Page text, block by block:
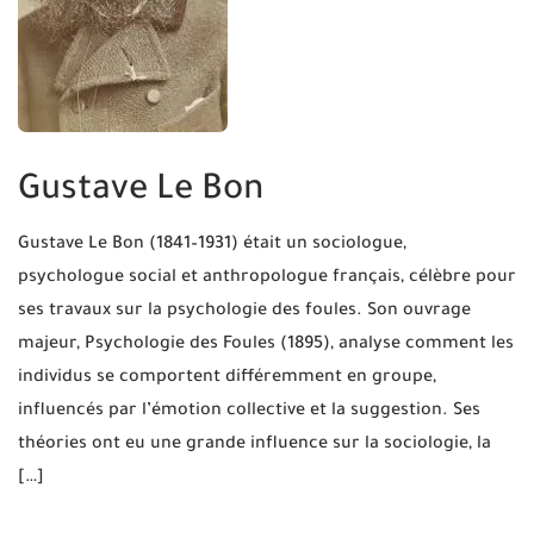
Gustave Le Bon
Gustave Le Bon (1841–1931) était un sociologue,
psychologue social et anthropologue français, célèbre pour
ses travaux sur la psychologie des foules. Son ouvrage
majeur, Psychologie des Foules (1895), analyse comment les
individus se comportent différemment en groupe,
influencés par l’émotion collective et la suggestion. Ses
théories ont eu une grande influence sur la sociologie, la
[…]